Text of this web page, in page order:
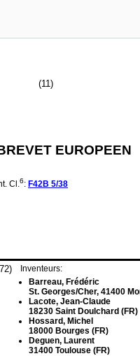
(11)
EUROPEEN
Cl.6: F42B 5/38
Inventeurs:
Barreau, Frédéric
St. Georges/Cher, 41400
Lacote, Jean-Claude
18230 Saint Doulchard (FR)
Hossard, Michel
18000 Bourges (FR)
Deguen, Laurent
31400 Toulouse (FR)